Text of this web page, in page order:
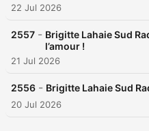
22 Jul 2026
2557 - Brigitte Lahaie Sud
l’amour !
21 Jul 2026
2556 - Brigitte Lahaie Sud
20 Jul 2026